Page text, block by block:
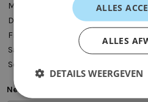
Montag
Donnerstag
Freitag
Samstag
Sonntag
Newsletter
ALLES
ALLES
DETAILS WEERGEVEN